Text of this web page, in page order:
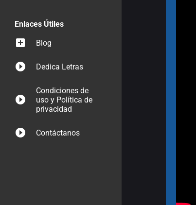
Enlaces Útiles
Blog
Dedica Letras
Condiciones de
uso y Política de
privacidad
Contáctanos